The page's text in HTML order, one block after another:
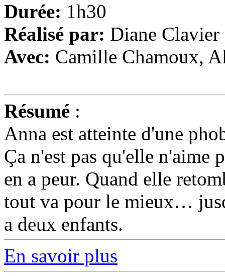
Durée: 1h30
Réalisé par: Diane Clavier
Avec: Camille Chamoux,
Résumé :
Anna est atteinte d'une
Ça n'est pas qu'elle n'aime
en a peur. Quand elle
tout va pour le mieux…
a deux enfants.
En savoir plus